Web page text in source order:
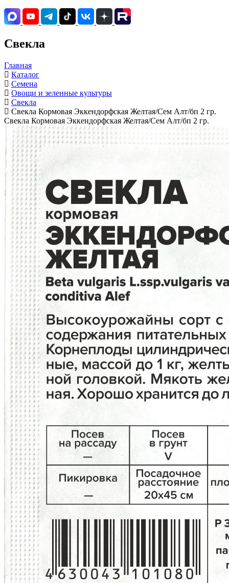
Свекла
Главная
Каталог
Семена
Овощи и зеленные культуры
Свекла
Свекла Кормовая Эккендорфская Желтая/Сем Алт/бп 2 гр.
Свекла Кормовая Эккендорфская Желтая/Сем Алт/бп 2 гр.